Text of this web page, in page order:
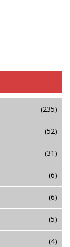
(235)
(52)
(31)
(6)
(6)
(5)
(4)